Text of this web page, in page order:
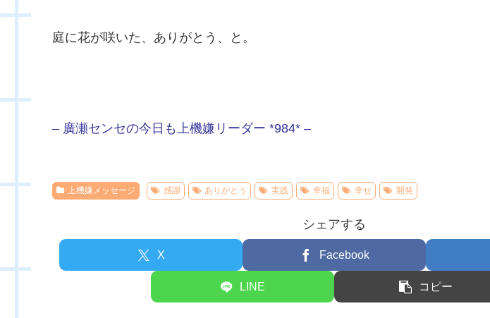
庭に花が咲いた、ありがとう、と。
– 廣瀬センセの今日も上機嫌リーダー *984* –
上機嫌メッセージ 感謝 ありがとう 実践 幸福 幸せ 開発
シェアする
X Facebook
LINE コピー